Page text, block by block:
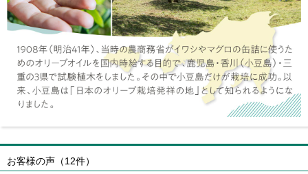
お客様の声（12件）